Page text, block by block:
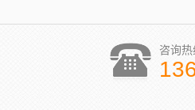
咨询热